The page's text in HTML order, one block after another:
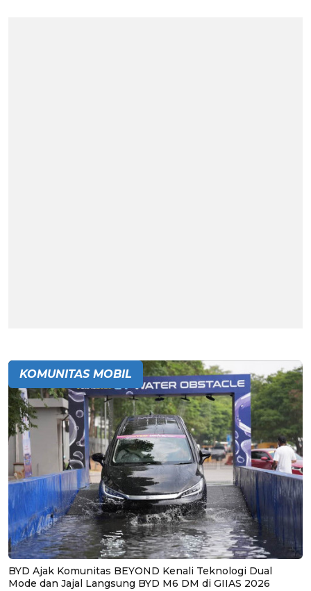
KOMUNITAS MOBIL
BYD Ajak Komunitas BEYOND Kenali Teknologi Dual
Mode dan Jajal Langsung BYD M6 DM di GIIAS 2026